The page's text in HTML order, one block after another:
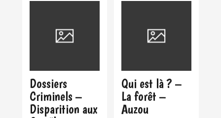
Dossiers
Criminels –
Disparition aux
Qui est là ? –
La forêt –
Auzou